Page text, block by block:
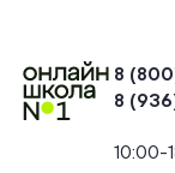
8
8
10:00-